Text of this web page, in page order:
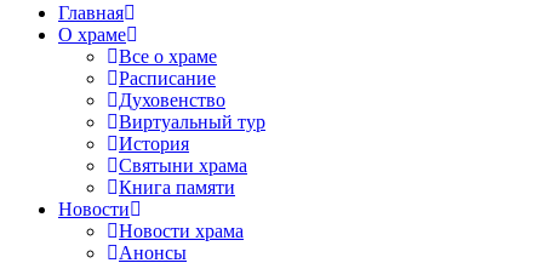
Главная
О храме
Все о храме
Расписание
Духовенство
Виртуальный тур
История
Святыни храма
Книга памяти
Новости
Новости храма
Анонсы